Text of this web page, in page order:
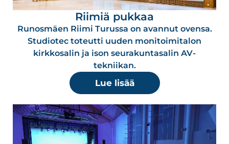
Riimiä pukkaa
Runosmäen Riimi Turussa on avannut ovensa.
Studiotec toteutti uuden monitoimitalon
kirkkosalin ja ison seurakuntasalin AV-
tekniikan.
Lue lisää